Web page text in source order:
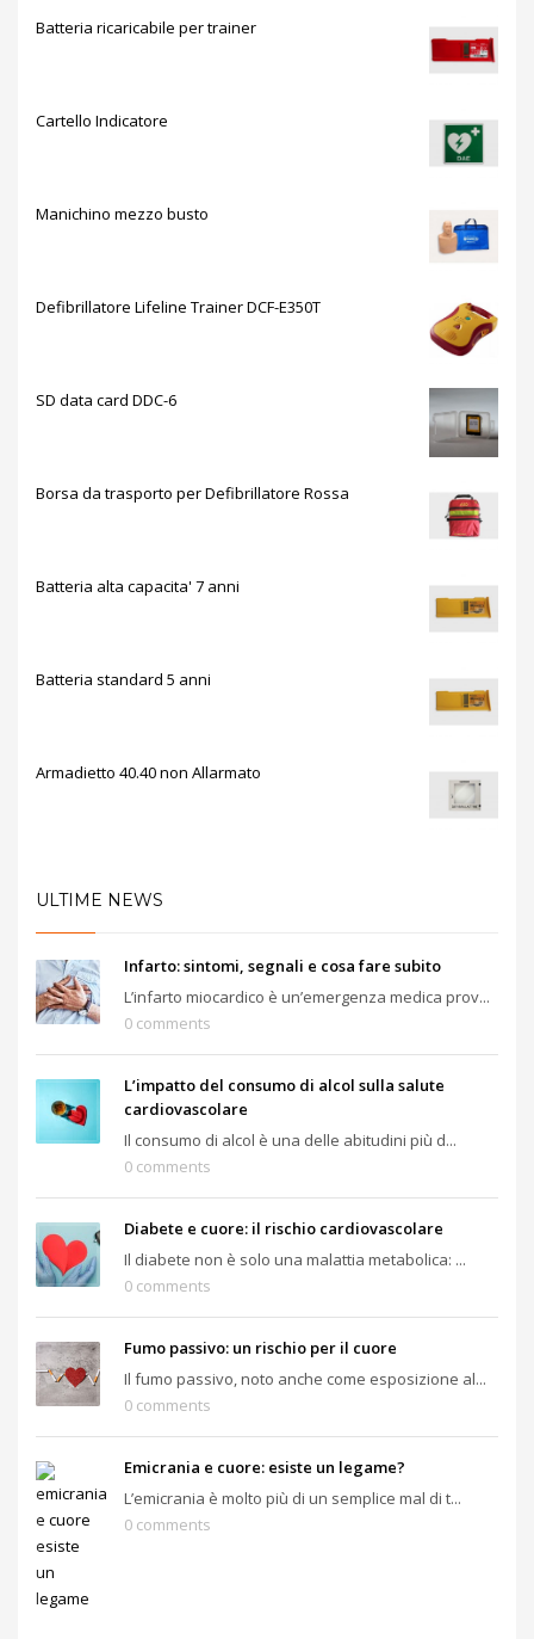
Batteria ricaricabile per trainer
Cartello Indicatore
Manichino mezzo busto
Defibrillatore Lifeline Trainer DCF-E350T
SD data card DDC-6
Borsa da trasporto per Defibrillatore Rossa
Batteria alta capacita' 7 anni
Batteria standard 5 anni
Armadietto 40.40 non Allarmato
ULTIME NEWS
Infarto: sintomi, segnali e cosa fare subito
L’infarto miocardico è un’emergenza medica prov...
0 comments
L’impatto del consumo di alcol sulla salute
cardiovascolare
Il consumo di alcol è una delle abitudini più d...
0 comments
Diabete e cuore: il rischio cardiovascolare
Il diabete non è solo una malattia metabolica: ...
0 comments
Fumo passivo: un rischio per il cuore
Il fumo passivo, noto anche come esposizione al...
0 comments
Emicrania e cuore: esiste un legame?
L’emicrania è molto più di un semplice mal di t...
0 comments